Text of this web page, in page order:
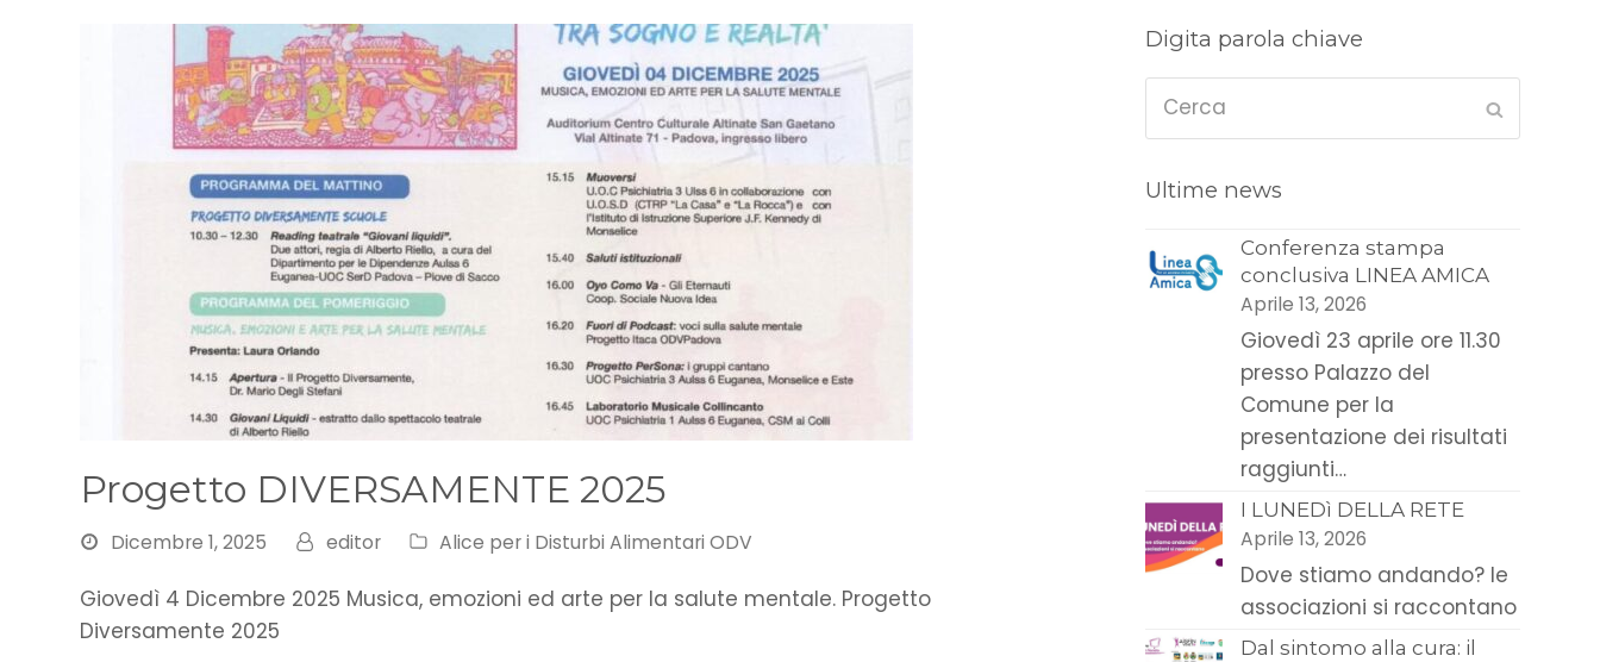
Progetto DIVERSAMENTE 2025
Dicembre 1, 2025 editor Alice per i Disturbi Alimentari ODV
Giovedì 4 Dicembre 2025 Musica, emozioni ed arte per la salute mentale. Progetto
Diversamente 2025
Digita parola chiave
Cerca
Ultime news
Conferenza stampa
conclusiva LINEA AMICA
Aprile 13, 2026
Giovedì 23 aprile ore 11.30
presso Palazzo del
Comune per la
presentazione dei risultati
raggiunti…
I LUNEDì DELLA RETE
Aprile 13, 2026
Dove stiamo andando? le
associazioni si raccontano
Dal sintomo alla cura: il